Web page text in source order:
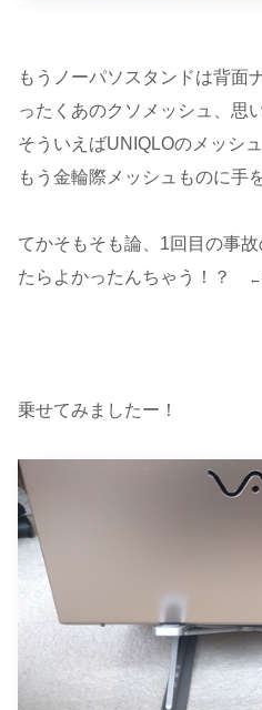
もうノーパソスタンドは背面
ったくあのクソメッシュ、思
そういえばUNIQLOのメッシ
もう金輪際メッシュものに手
てかそもそも論、1回目の事
たらよかったんちゃう！？
←
乗せてみましたー！